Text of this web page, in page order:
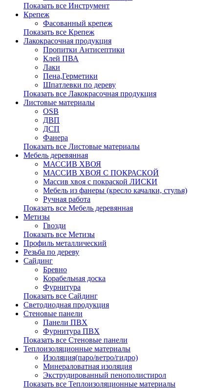
Показать все Инструмент
Крепеж
Фасованный крепеж
Показать все Крепеж
Лакокрасочная продукция
Пропитки Антисептики
Клей ПВА
Лаки
Пена,Герметики
Шпатлевки по дереву
Показать все Лакокрасочная продукция
Листовые материалы
OSB
ДВП
ДСП
Фанера
Показать все Листовые материалы
Мебель деревянная
МАССИВ ХВОЯ
МАССИВ ХВОЯ С ПОКРАСКОЙ
Массив хвоя с покраской ЛИСКИ
Мебель из фанеры (кресло качалки, стулья)
Ручная работа
Показать все Мебель деревянная
Метизы
Гвозди
Показать все Метизы
Профиль металлический
Резьба по дереву
Сайдинг
Бревно
Корабельная доска
Фурнитура
Показать все Сайдинг
Светодиодная продукция
Стеновые панели
Панели ПВХ
Фурнитура ПВХ
Показать все Стеновые панели
Теплоизоляционные материалы
Изоляция(паро/ветро/гидро)
Минераловатная изоляция
Экструдированный пенополистирол
Показать все Теплоизоляционные материалы